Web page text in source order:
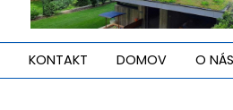
KONTAKT DOMOV O NÁS